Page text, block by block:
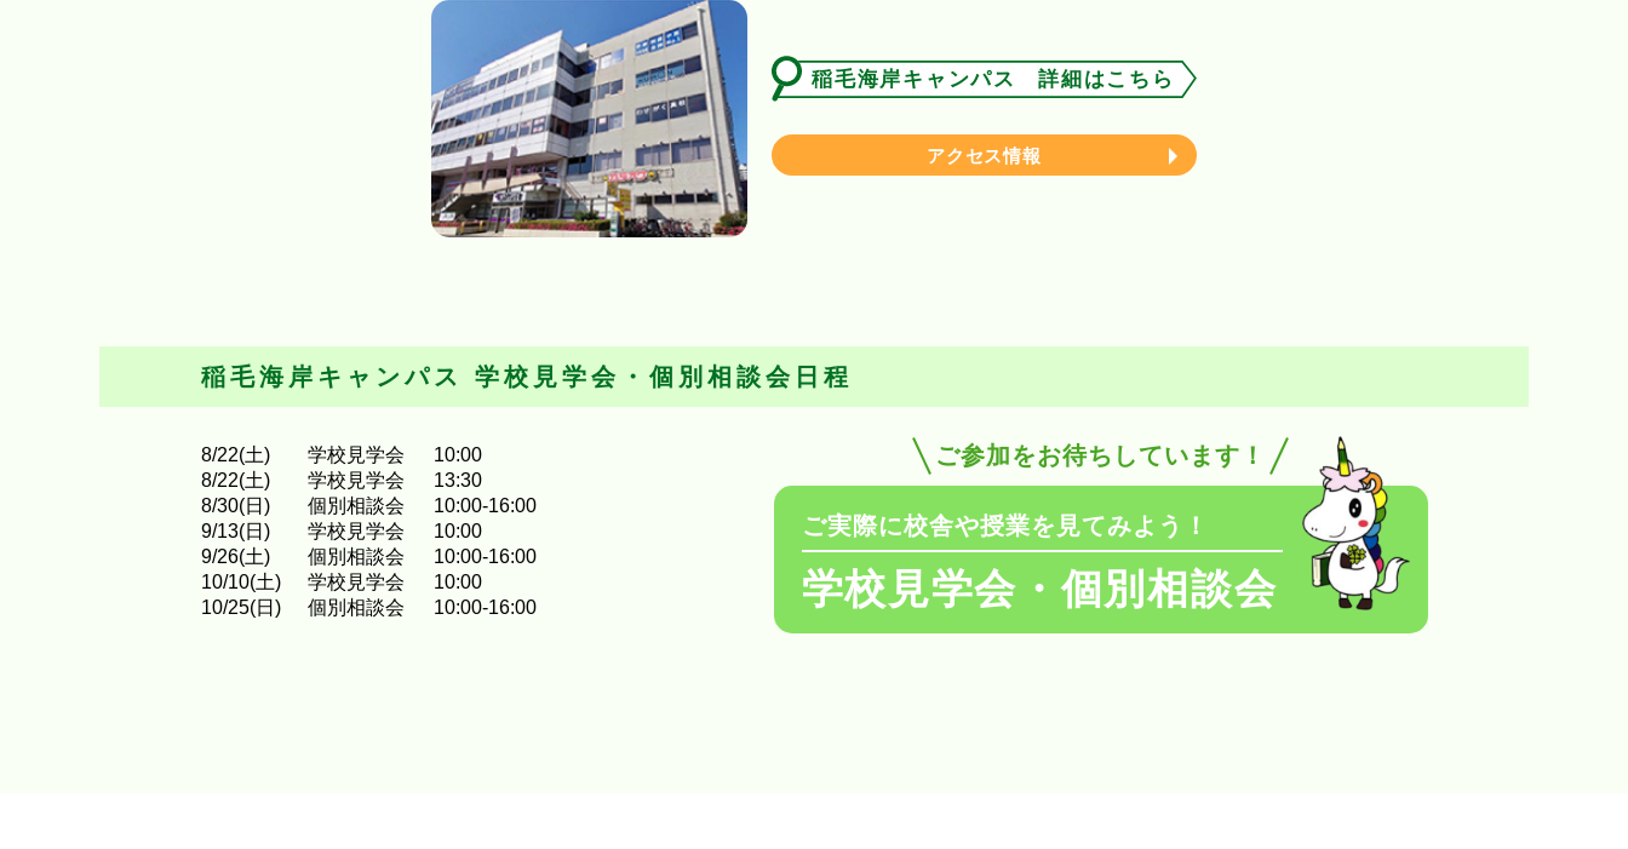
稲毛海岸キャンパス 詳細はこちら
アクセス情報
稲毛海岸キャンパス 学校見学会・個別相談会日程
8/22(土) 学校見学会
10:00
8/22(土) 学校見学会
13:30
8/30(日) 個別相談会
10:00-16:00
9/13(日) 学校見学会
10:00
9/26(土) 個別相談会
10:00-16:00
10/10(土) 学校見学会
10:00
10/25(日) 個別相談会 10:00-16:00
ご参加をお待ちしています！
ご実際に校舎や授業を見てみよう！
学校見学会・個別相談会